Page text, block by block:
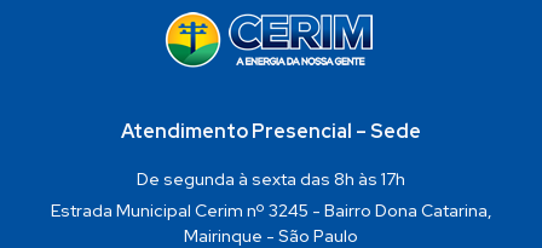
Atendimento Presencial – Sede
De segunda à sexta das 8h às 17h
Estrada Municipal Cerim nº 3245 - Bairro Dona Catarina,
Mairinque - São Paulo